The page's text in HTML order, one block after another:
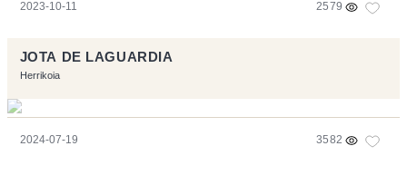
2023-10-11 2579
JOTA DE LAGUARDIA
Herrikoia
2024-07-19 3582